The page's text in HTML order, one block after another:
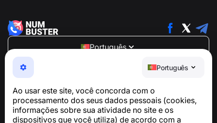
Português
Ao usar este site, você concorda com o
processamento dos seus dados pessoais (cookies,
informações sobre sua atividade no site e os
dispositivos que você utiliza) de acordo com a
Português
NumBuster © 2013—2026 ·
support@numbuster.com
Um app fácil de usar que protege você contra golpes
Para dúvidas sobre conformidade com a GDPR:
support@numbuster.com